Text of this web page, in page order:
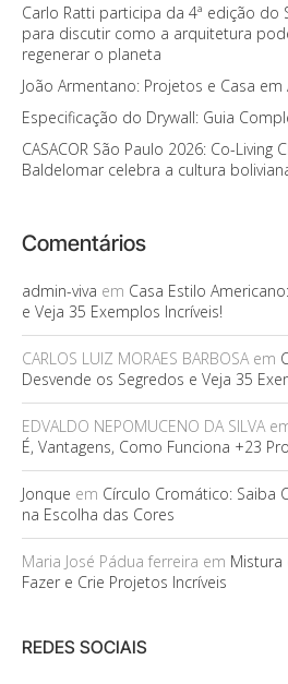
Carlo Ratti participa da 4ª edição do
para discutir como a arquitetura
regenerar o planeta
João Armentano: Projetos e Casa em
Especificação do Drywall: Guia
CASACOR São Paulo 2026: Co-
Baldelomar celebra a cultura
Comentários
admin-viva em Casa Estilo
e Veja 35 Exemplos Incríveis!
CARLOS LUIZ MORAES BARBOSA em
Desvende os Segredos e Veja 35
EDVALDO NEPOMUCENO DA SILVA
É, Vantagens, Como Funciona +23
Jonque em Círculo Cromático: Saiba
na Escolha das Cores
Maria José Pádua ferreira em Mistura
Fazer e Crie Projetos Incríveis
REDES SOCIAIS